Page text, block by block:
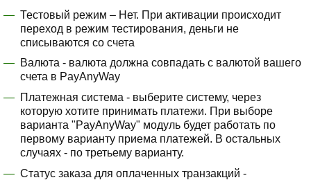
Тестовый режим – Нет. При активации происходит
переход в режим тестирования, деньги не
списываются со счета
Валюта - валюта должна совпадать с валютой вашего
счета в PayAnyWay
Платежная система - выберите систему, через
которую хотите принимать платежи. При выборе
варианта "PayAnyWay" модуль будет работать по
первому варианту приема платежей. В остальных
случаях - по третьему варианту.
Статус заказа для оплаченных транзакций -